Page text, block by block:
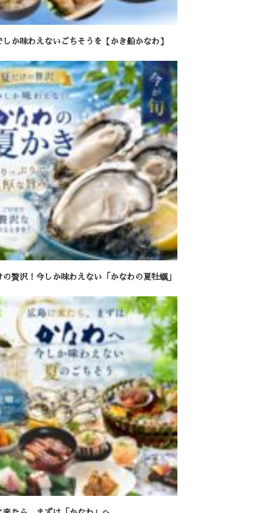
しか味わえないごちそうを【かき船かなわ】
の贅沢！今しか味わえない「かなわの夏牡蠣」